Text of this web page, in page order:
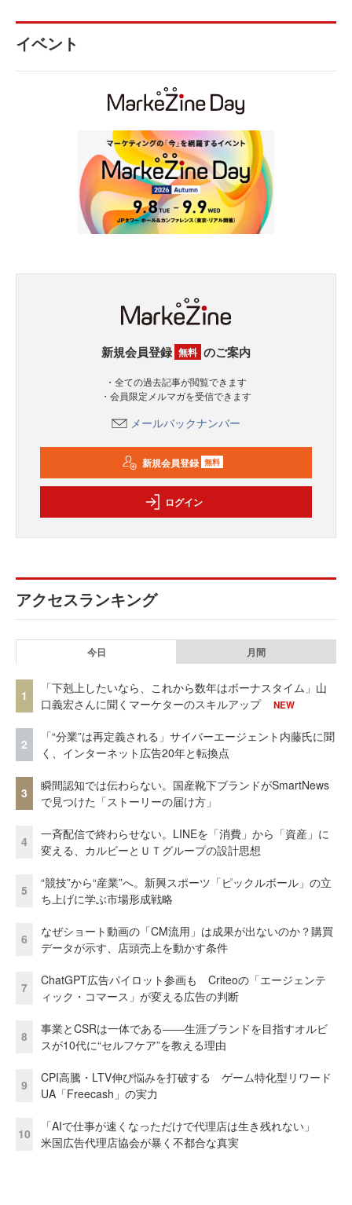
イベント
新規会員登録 無料 のご案内
・全ての過去記事が閲覧できます
・会員限定メルマガを受信できます
メールバックナンバー
新規会員登録 無料
ログイン
アクセスランキング
今日 月間
1
「下剋上したいなら、これから数年はボーナスタイム」山
口義宏さんに聞くマーケターのスキルアップ
NEW
2
「“分業”は再定義される」サイバーエージェント内藤氏に聞
く、インターネット広告20年と転換点
3
瞬間認知では伝わらない。国産靴下ブランドがSmartNews
で見つけた「ストーリーの届け方」
4
一斉配信で終わらせない。LINEを「消費」から「資産」に
変える、カルビーとＵＴグループの設計思想
5
“競技”から“産業”へ。新興スポーツ「ピックルボール」の立
ち上げに学ぶ市場形成戦略
6
なぜショート動画の「CM流用」は成果が出ないのか？購買
データが示す、店頭売上を動かす条件
7
ChatGPT広告パイロット参画も Criteoの「エージェンテ
ィック・コマース」が変える広告の判断
8
事業とCSRは一体である――生涯ブランドを目指すオルビ
スが10代に“セルフケア”を教える理由
9
CPI高騰・LTV伸び悩みを打破する ゲーム特化型リワード
UA「Freecash」の実力
10
「AIで仕事が速くなっただけで代理店は生き残れない」
米国広告代理店協会が暴く不都合な真実